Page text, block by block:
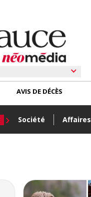
Société Affaires
AVIS DE DÉCÈS